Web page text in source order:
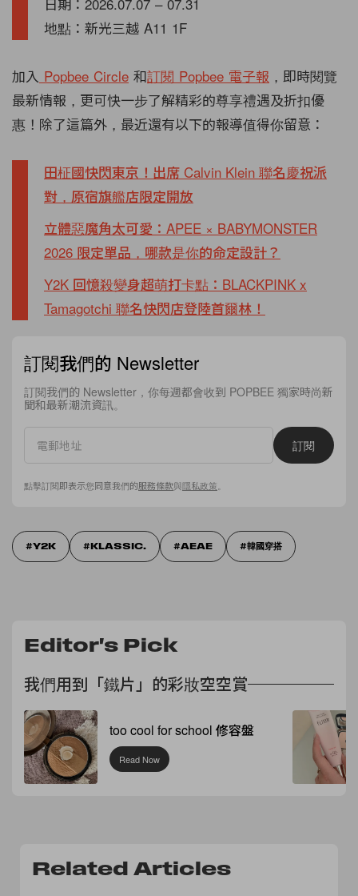
地點：新光三越 A11 1F
加入 Popbee Circle 和訂閱 Popbee 電子報 ，即時閱覽
最新情報，更可快一步了解精彩的尊享禮遇及折扣優
惠！除了這篇外，最近還有以下的報導值得你留意：
田柾國快閃東京！出席 Calvin Klein 聯名慶祝派
對，原宿旗艦店限定開放
立體惡魔角太可愛：APEE × BABYMONSTER
2026 限定單品，哪款是你的命定設計？
Y2K 回憶殺變身超萌打卡點：BLACKPINK x
Tamagotchi 聯名快閃店登陸首爾林！
訂閱我們的 Newsletter
訂閱我們的 Newsletter，你每週都會收到 POPBEE 獨家時尚新
聞和最新潮流資訊。
訂閱
點擊訂閱即表示您同意我們的服務條款與隱私政策。
Y2K KLASSIC. AEAE 韓國穿搭
Editor's Pick
我們用到「鐵片」的彩妝空空賞
too cool for school 修容盤
Read Now
Related Articles